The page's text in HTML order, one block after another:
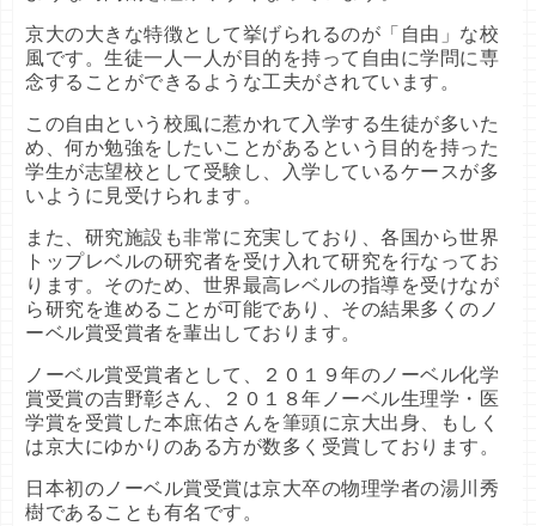
京大の大きな特徴として挙げられるのが「自由」な校
風です。生徒一人一人が目的を持って自由に学問に専
念することができるような工夫がされています。
この自由という校風に惹かれて入学する生徒が多いた
め、何か勉強をしたいことがあるという目的を持った
学生が志望校として受験し、入学しているケースが多
いように見受けられます。
また、研究施設も非常に充実しており、各国から世界
トップレベルの研究者を受け入れて研究を行なってお
ります。そのため、世界最高レベルの指導を受けなが
ら研究を進めることが可能であり、その結果多くのノ
ーベル賞受賞者を輩出しております。
ノーベル賞受賞者として、２０１９年のノーベル化学
賞受賞の吉野彰さん、２０１８年ノーベル生理学・医
学賞を受賞した本庶佑さんを筆頭に京大出身、もしく
は京大にゆかりのある方が数多く受賞しております。
日本初のノーベル賞受賞は京大卒の物理学者の湯川秀
樹であることも有名です。